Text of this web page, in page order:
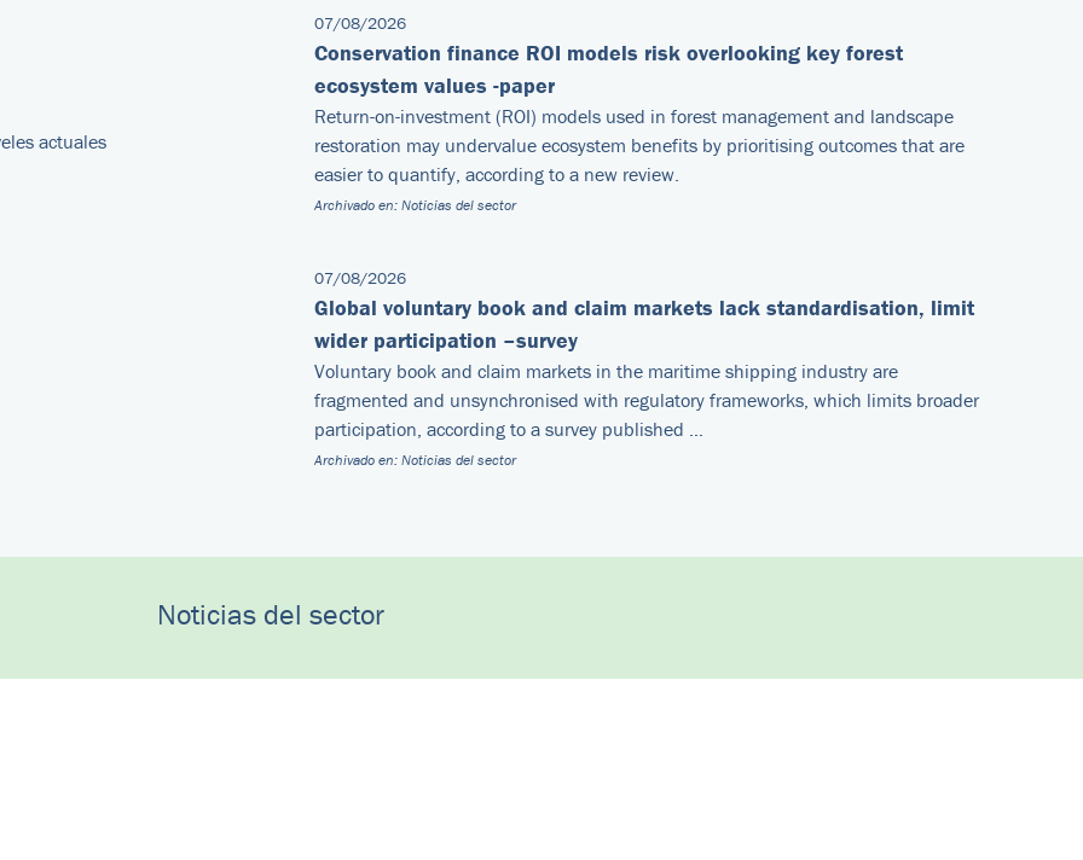
actuales
07/08/2026
Conservation finance ROI models risk overlooking key forest
ecosystem values -paper
Return-on-investment (ROI) models used in forest management and landscape
restoration may undervalue ecosystem benefits by prioritising outcomes that are
easier to quantify, according to a new review.
Archivado en: Noticias del sector
07/08/2026
Global voluntary book and claim markets lack standardisation, limit
wider participation –survey
Voluntary book and claim markets in the maritime shipping industry are
fragmented and unsynchronised with regulatory frameworks, which limits broader
participation, according to a survey published …
Archivado en: Noticias del sector
Noticias del sector